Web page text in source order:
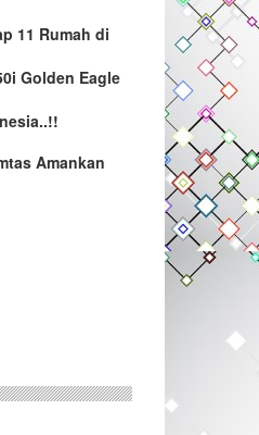
11 Rumah di
Golden Eagle
Amankan